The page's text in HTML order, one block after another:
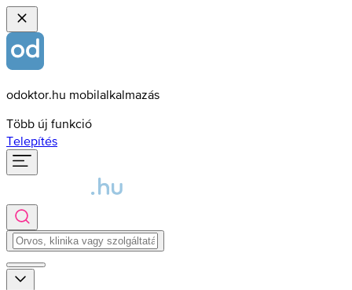
odoktor.hu mobilalkalmazás
Több új funkció
Telepítés